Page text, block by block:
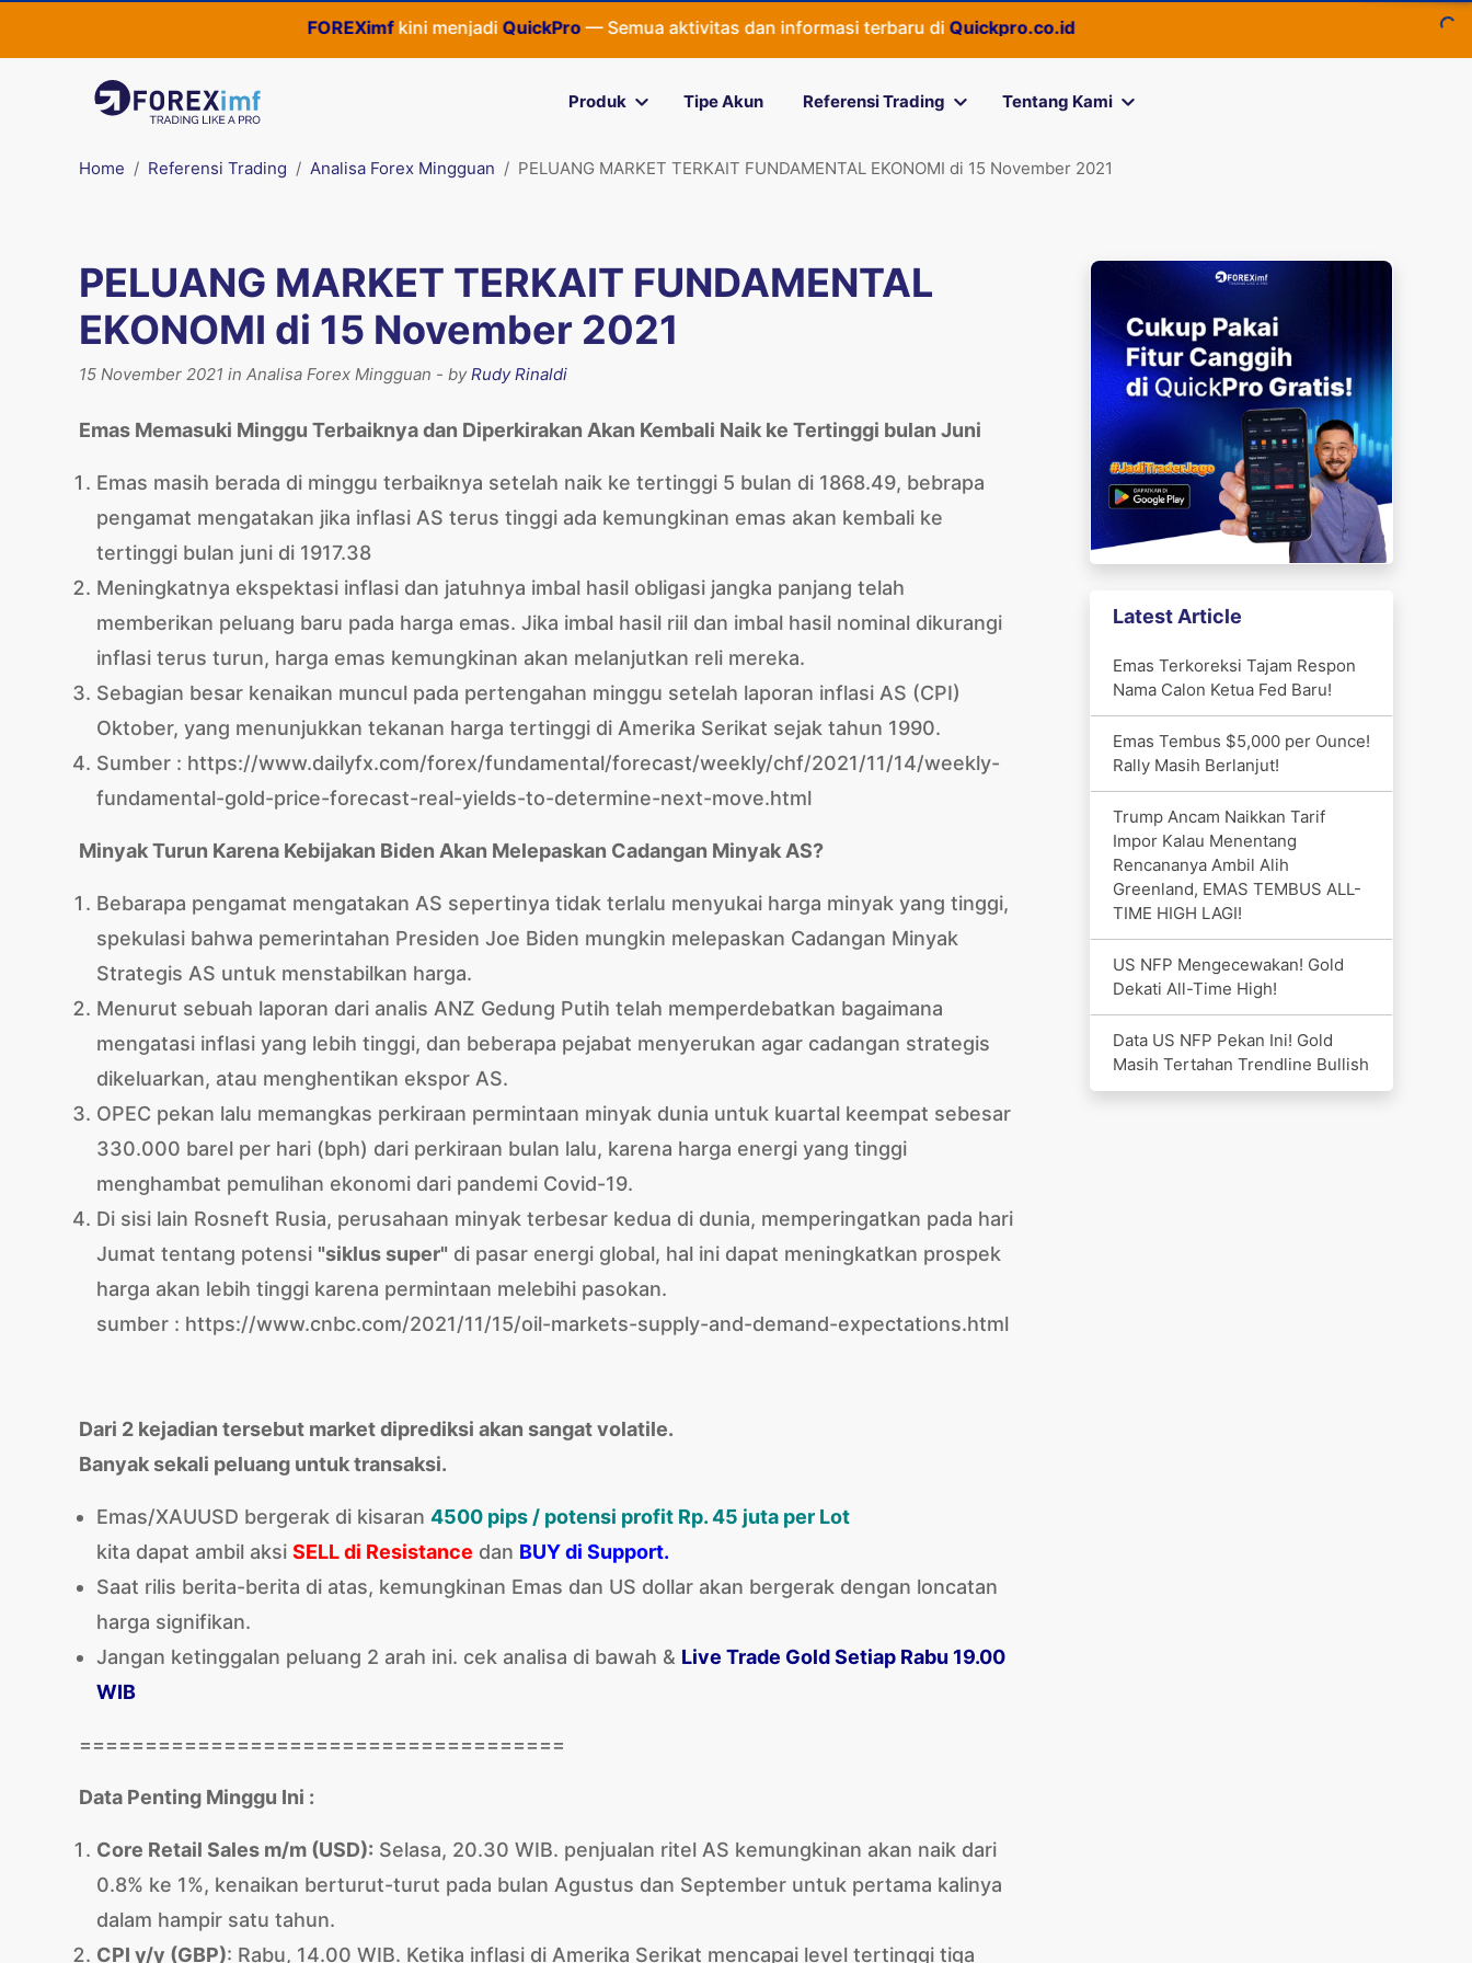
FOREXimfkini menjadiQuickPro— Semua aktivitas dan informasi terbaru diQuickpro.co.id
Produk Tipe Akun Referensi Trading Tentang Kami
Home Referensi Trading Analisa Forex Mingguan PELUANG MARKET TERKAIT FUNDAMENTAL EKONOMI di 15 November 2021
PELUANG MARKET TERKAIT FUNDAMENTAL
EKONOMI di 15 November 2021
15 November 2021 in Analisa Forex Mingguan - byRudy Rinaldi
Emas Memasuki Minggu Terbaiknya dan Diperkirakan Akan Kembali Naik ke Tertinggi bulan Juni
Emas masih berada di minggu terbaiknya setelah naik ke tertinggi 5 bulan di 1868.49, bebrapa
pengamat mengatakan jika inflasi AS terus tinggi ada kemungkinan emas akan kembali ke
tertinggi bulan juni di 1917.38
Meningkatnya ekspektasi inflasi dan jatuhnya imbal hasil obligasi jangka panjang telah
memberikan peluang baru pada harga emas. Jika imbal hasil riil dan imbal hasil nominal dikurangi
inflasi terus turun, harga emas kemungkinan akan melanjutkan reli mereka.
Sebagian besar kenaikan muncul pada pertengahan minggu setelah laporan inflasi AS (CPI)
Oktober, yang menunjukkan tekanan harga tertinggi di Amerika Serikat sejak tahun 1990.
Sumber : https://www.dailyfx.com/forex/fundamental/forecast/weekly/chf/2021/11/14/weekly-
fundamental-gold-price-forecast-real-yields-to-determine-next-move.html
Minyak Turun Karena Kebijakan Biden Akan Melepaskan Cadangan Minyak AS?
Bebarapa pengamat mengatakan AS sepertinya tidak terlalu menyukai harga minyak yang tinggi,
spekulasi bahwa pemerintahan Presiden Joe Biden mungkin melepaskan Cadangan Minyak
Strategis AS untuk menstabilkan harga.
Menurut sebuah laporan dari analis ANZ Gedung Putih telah memperdebatkan bagaimana
mengatasi inflasi yang lebih tinggi, dan beberapa pejabat menyerukan agar cadangan strategis
dikeluarkan, atau menghentikan ekspor AS.
OPEC pekan lalu memangkas perkiraan permintaan minyak dunia untuk kuartal keempat sebesar
330.000 barel per hari (bph) dari perkiraan bulan lalu, karena harga energi yang tinggi
menghambat pemulihan ekonomi dari pandemi Covid-19.
Di sisi lain Rosneft Rusia, perusahaan minyak terbesar kedua di dunia, memperingatkan pada hari
Jumat tentang potensi "siklus super" di pasar energi global, hal ini dapat meningkatkan prospek
harga akan lebih tinggi karena permintaan melebihi pasokan.
sumber : https://www.cnbc.com/2021/11/15/oil-markets-supply-and-demand-expectations.html
Dari 2 kejadian tersebut market diprediksi akan sangat volatile.
Banyak sekali peluang untuk transaksi.
Emas/XAUUSD bergerak di kisaran 4500 pips / potensi profit Rp. 45 juta per Lot
kita dapat ambil aksi SELL di Resistance dan BUY di Support.
Saat rilis berita-berita di atas, kemungkinan Emas dan US dollar akan bergerak dengan loncatan
harga signifikan.
Jangan ketinggalan peluang 2 arah ini. cek analisa di bawah & Live Trade Gold Setiap Rabu 19.00
WIB
=====================================
Data Penting Minggu Ini :
Core Retail Sales m/m (USD): Selasa, 20.30 WIB. penjualan ritel AS kemungkinan akan naik dari
0.8% ke 1%, kenaikan berturut-turut pada bulan Agustus dan September untuk pertama kalinya
dalam hampir satu tahun.
CPI y/y (GBP): Rabu, 14.00 WIB. Ketika inflasi di Amerika Serikat mencapai level tertinggi tiga
Latest Article
Emas Terkoreksi Tajam Respon
Nama Calon Ketua Fed Baru!
Emas Tembus $5,000 per Ounce!
Rally Masih Berlanjut!
Trump Ancam Naikkan Tarif
Impor Kalau Menentang
Rencananya Ambil Alih
Greenland, EMAS TEMBUS ALL-
TIME HIGH LAGI!
US NFP Mengecewakan! Gold
Dekati All-Time High!
Data US NFP Pekan Ini! Gold
Masih Tertahan Trendline Bullish